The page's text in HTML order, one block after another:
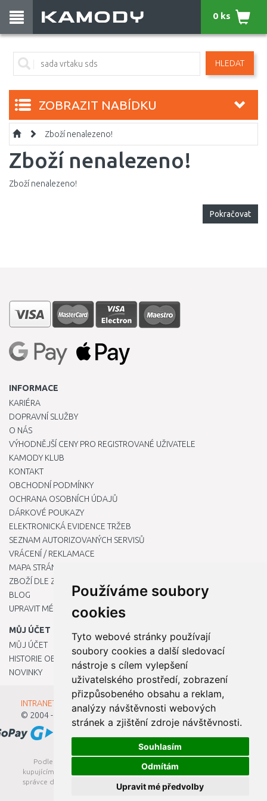
Používáme soubory
cookies
Tyto webové stránky používají
soubory cookies a další sledovací
nástroje s cílem vylepšení
uživatelského prostředí, zobrazení
přizpůsobeného obsahu a reklam,
analýzy návštěvnosti webových
stránek a zjištění zdroje návštěvnosti.
Souhlasím
Odmítám
Upravit mé předvolby
HLEDAT
0 ks
ZOBRAZIT NABÍDKU
Zboží nenalezeno!
Zboží nenalezeno!
Zboží nenalezeno!
Pokračovat
INFORMACE
KARIÉRA
DOPRAVNÍ SLUŽBY
O NÁS
VÝHODNĚJŠÍ CENY PRO REGISTROVANÉ UŽIVATELE
KAMODY KLUB
KONTAKT
OBCHODNÍ PODMÍNKY
OCHRANA OSOBNÍCH ÚDAJŮ
DÁRKOVÉ POUKAZY
ELEKTRONICKÁ EVIDENCE TRŽEB
SEZNAM AUTORIZOVANÝCH SERVISŮ
VRÁCENÍ / REKLAMACE
MAPA STRÁNKY
ZBOŽÍ DLE ZNAČEK
BLOG
UPRAVIT MÉ PŘEDVOLBY COOKIES
MŮJ ÚČET
MŮJ ÚČET
HISTORIE OBJEDNÁVEK
NOVINKY
INTRANET - Přihlášení pro zaměstnance
© 2004 - 2026
Kamody s.r.o.
Podle zákona o evidenci tržeb je prodávající povinen vystavit
kupujícímu účtenku. Zároveň je povinen zaevidovat přijatou tržbu u
správce daně online; v případě technického výpadku pak nejpozději
do 48 hodin.